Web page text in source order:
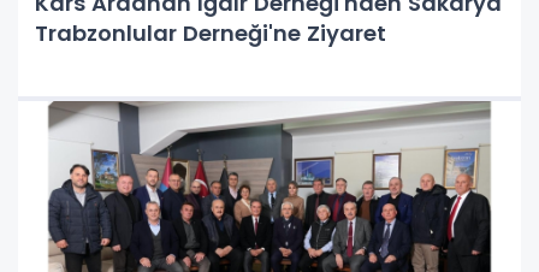
Trabzonlular Derneği'ne Ziyaret